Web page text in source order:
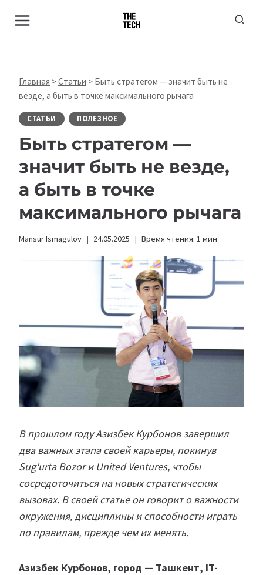
Главная >Статьи > Быть стратегом — значит быть не
везде, а быть в точке максимального рычага
СТАТЬИ ПОЛЕЗНОЕ
Быть стратегом —
значит быть не везде,
а быть в точке
максимального рычага
Mansur Ismagulov 24.05.2025 Время чтения: 1 мин
В прошлом году Азизбек Курбонов завершил
два важных этапа своей карьеры, покинув
Sug‘urta Bozor и United Ventures, чтобы
сосредоточиться на новых стратегических
вызовах. В своей статье он говорит о важности
окружения, дисциплины и способности играть
по правилам, прежде чем их менять.
Азизбек Курбонов, город — Ташкент, IT-